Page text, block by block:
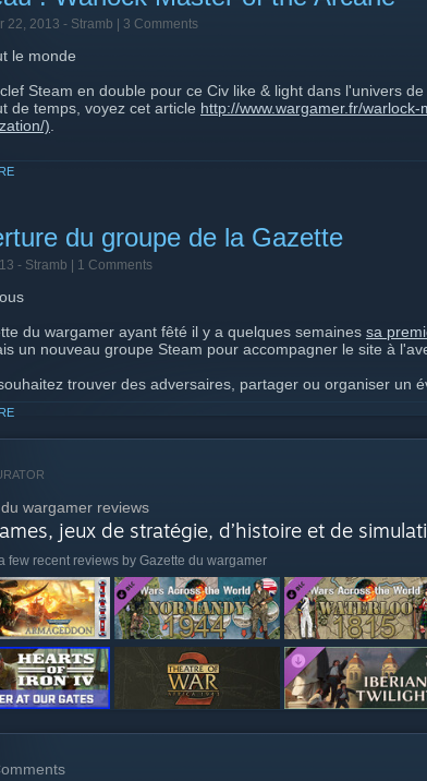
22, 2013 - Stramb | 3 Comments
le monde
Steam en double pour ce Civ like & light dans l'univers
de temps, voyez cet article http://www.wargamer.fr/
)
on tirera au sort.
du groupe de la Gazette
- Stramb | 1 Comments
du wargamer ayant fêté il y a quelques semaines sa
un nouveau groupe Steam pour accompagner le site à
trouver des adversaires, partager ou organiser un
n'hésitez pas à laisser un message par ici aussi.
open for those speaking english. Language shall not be
soyez les bienvenue !
wargamer reviews
jeux de stratégie, d’histoire et de
few recent reviews by Gazette du wargamer